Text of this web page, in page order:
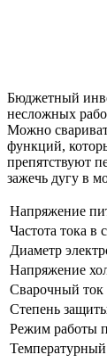
Бюджетный
несложных
Можно
функций,
препятствуют
зажечь дугу в
Напряжение
Частота тока в
Диаметр
Напряжение
Сварочный ток
Степень
Режим работы